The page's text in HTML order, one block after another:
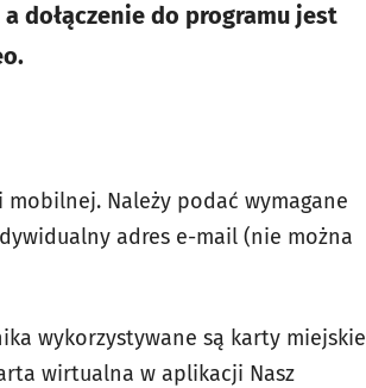
dołączenie do programu jest
Należy podać wymagane
adres e-mail (nie można
wykorzystywane są karty miejskie
wirtualna w aplikacji Nasz